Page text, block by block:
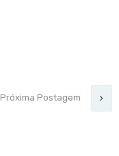
Próxima Postagem